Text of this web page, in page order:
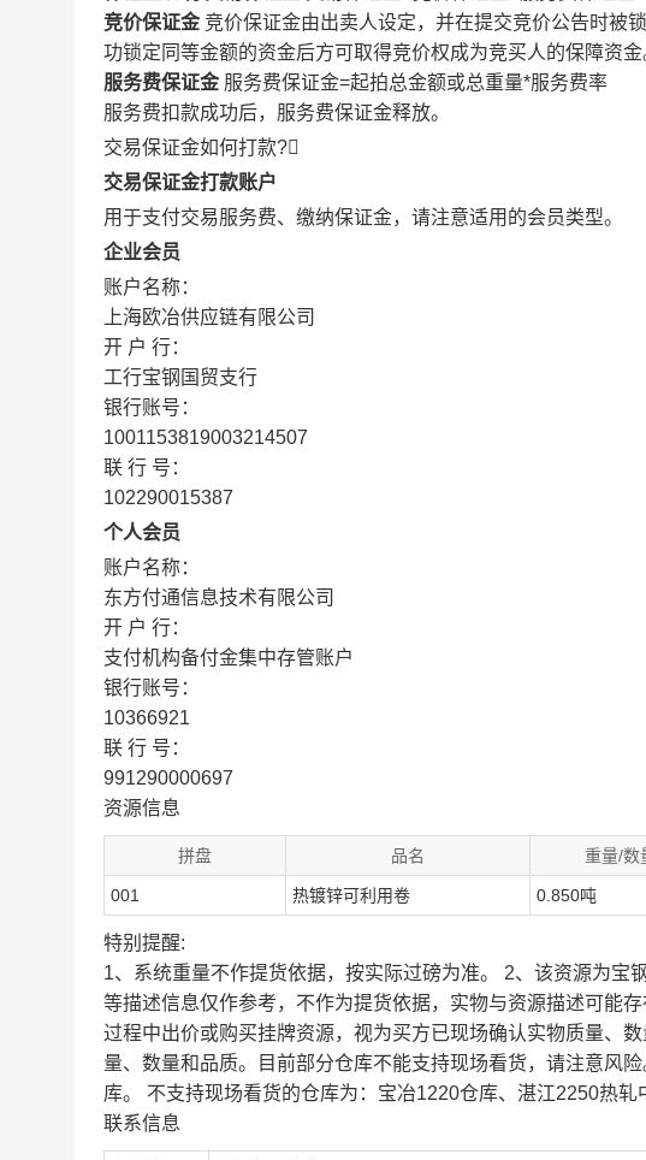
竞价保证金 竞价保证金由出卖人设定，并在提交竞价公告时被
功锁定同等金额的资金后方可取得竞价权成为竞买人的保障资金
服务费保证金 服务费保证金=起拍总金额或总重量*服务费率
服务费扣款成功后，服务费保证金释放。
交易保证金如何打款?
交易保证金打款账户
用于支付交易服务费、缴纳保证金，请注意适用的会员类型。
企业会员
账户名称：
上海欧冶供应链有限公司
开 户 行：
工行宝钢国贸支行
银行账号：
1001153819003214507
联 行 号：
102290015387
个人会员
账户名称：
东方付通信息技术有限公司
开 户 行：
支付机构备付金集中存管账户
银行账号：
10366921
联 行 号：
991290000697
资源信息
拼盘 品名 重量/数
001 热镀锌可利用卷 0.850吨
特别提醒:
1、系统重量不作提货依据，按实际过磅为准。 2、该资源为宝
等描述信息仅作参考，不作为提货依据，实物与资源描述可能
过程中出价或购买挂牌资源，视为买方已现场确认实物质量、
量、数量和品质。目前部分仓库不能支持现场看货，请注意风
库。 不支持现场看货的仓库为：宝冶1220仓库、湛江2250热轧
联系信息